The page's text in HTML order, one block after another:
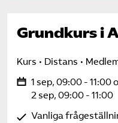
Grundkurs i
Kurs Distans
1 sep, 09:00 - 11:00
2 sep, 09:00 - 11:00
Vanliga